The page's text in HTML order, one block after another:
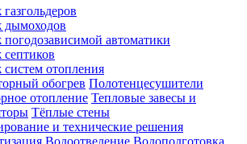
автоматики
отопления
обогрев Полотенцесушители
отопление Тепловые завесы и
Тёплые стены
и технические решения
Водоотведение Водоподготовка